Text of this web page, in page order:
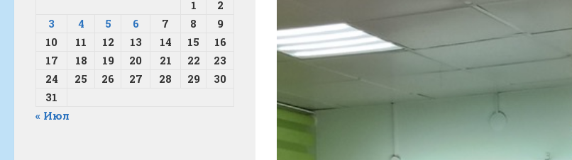
1
2
3
4 5 6 7 8
9
10
11 12 13 14 15
16
17
18 19 20 21 22
23
24
25 26 27 28 29
30
31
« Июл